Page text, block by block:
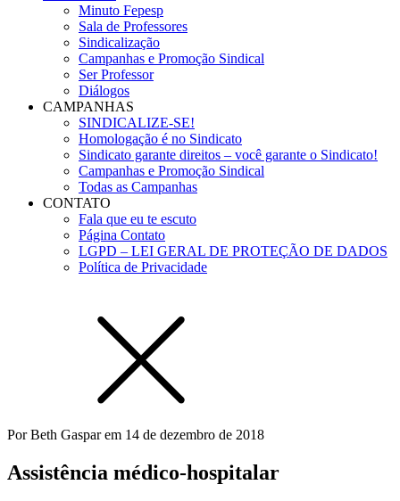
Minuto Fepesp
Sala de Professores
Sindicalização
Campanhas e Promoção Sindical
Ser Professor
Diálogos
CAMPANHAS
SINDICALIZE-SE!
Homologação é no Sindicato
Sindicato garante direitos – você garante o Sindicato!
Campanhas e Promoção Sindical
Todas as Campanhas
CONTATO
Fala que eu te escuto
Página Contato
LGPD – LEI GERAL DE PROTEÇÃO DE DADOS
Política de Privacidade
PorBeth Gasparem 14 de dezembro de 2018
Assistência médico-hospitalar